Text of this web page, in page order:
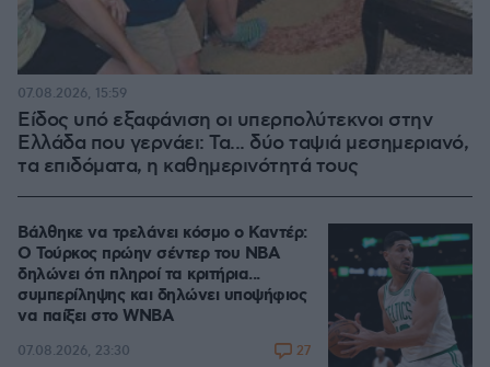
Είδος υπό εξαφάνιση οι υπερπολύτεκνοι στην
Ελλάδα που γερνάει: Τα... δύο ταψιά μεσημεριανό,
τα επιδόματα, η καθημερινότητά τους
07.08.2026, 15:59
Βάλθηκε να τρελάνει κόσμο ο Καντέρ:
Ο Τούρκος πρώην σέντερ του NBA
δηλώνει ότι πληροί τα κριτήρια...
συμπερίληψης και δηλώνει υποψήφιος
να παίξει στο WNBA
07.08.2026, 23:30 27